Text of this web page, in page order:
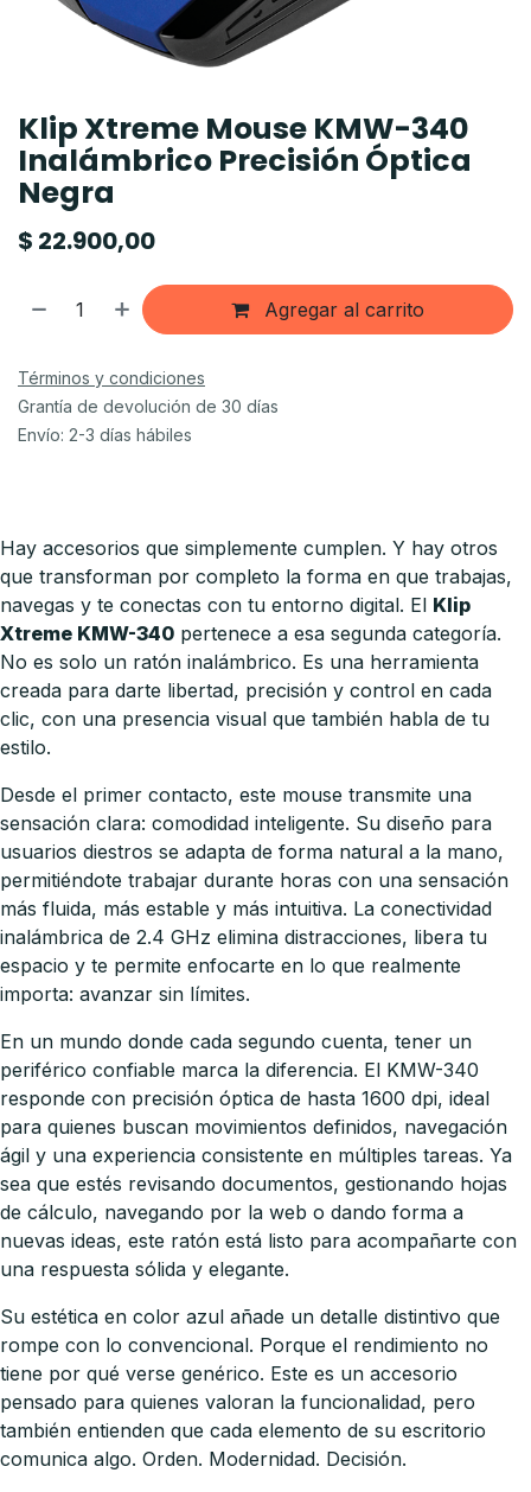
Klip Xtreme Mouse KMW-340
Inalámbrico Precisión Óptica
Negra
$ 22.900,00
Agregar al carrito
Términos y condiciones
Grantía de devolución de 30 días
Envío: 2-3 días hábiles
Hay accesorios que simplemente cumplen. Y hay otros
que transforman por completo la forma en que trabajas,
navegas y te conectas con tu entorno digital. El Klip
Xtreme KMW-340 pertenece a esa segunda categoría.
No es solo un ratón inalámbrico. Es una herramienta
creada para darte libertad, precisión y control en cada
clic, con una presencia visual que también habla de tu
estilo.
Desde el primer contacto, este mouse transmite una
sensación clara: comodidad inteligente. Su diseño para
usuarios diestros se adapta de forma natural a la mano,
permitiéndote trabajar durante horas con una sensación
más fluida, más estable y más intuitiva. La conectividad
inalámbrica de 2.4 GHz elimina distracciones, libera tu
espacio y te permite enfocarte en lo que realmente
importa: avanzar sin límites.
En un mundo donde cada segundo cuenta, tener un
periférico confiable marca la diferencia. El KMW-340
responde con precisión óptica de hasta 1600 dpi, ideal
para quienes buscan movimientos definidos, navegación
ágil y una experiencia consistente en múltiples tareas. Ya
sea que estés revisando documentos, gestionando hojas
de cálculo, navegando por la web o dando forma a
nuevas ideas, este ratón está listo para acompañarte con
una respuesta sólida y elegante.
Su estética en color azul añade un detalle distintivo que
rompe con lo convencional. Porque el rendimiento no
tiene por qué verse genérico. Este es un accesorio
pensado para quienes valoran la funcionalidad, pero
también entienden que cada elemento de su escritorio
comunica algo. Orden. Modernidad. Decisión.